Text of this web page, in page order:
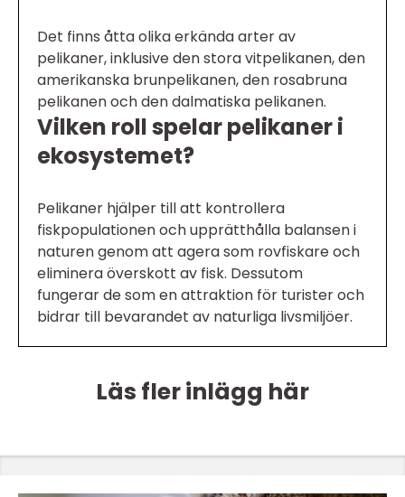
Det finns åtta olika erkända arter av
pelikaner, inklusive den stora vitpelikanen, den
amerikanska brunpelikanen, den rosabruna
pelikanen och den dalmatiska pelikanen.
Vilken roll spelar pelikaner i
ekosystemet?
Pelikaner hjälper till att kontrollera
fiskpopulationen och upprätthålla balansen i
naturen genom att agera som rovfiskare och
eliminera överskott av fisk. Dessutom
fungerar de som en attraktion för turister och
bidrar till bevarandet av naturliga livsmiljöer.
Läs fler inlägg här